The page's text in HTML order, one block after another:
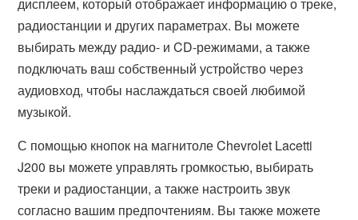
радиостанции и других параметрах. Вы можете
выбирать между радио- и CD-режимами, а также
подключать ваш собственный устройство через
аудиовход, чтобы наслаждаться своей любимой
музыкой.
С помощью кнопок на магнитоле Chevrolet Lacetti
J200 вы можете управлять громкостью, выбирать
треки и радиостанции, а также настроить звук
согласно вашим предпочтениям. Вы также можете